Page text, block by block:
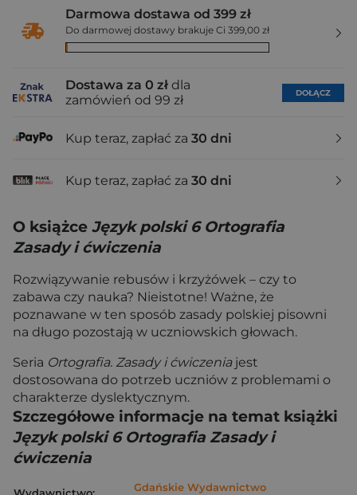
Darmowa dostawa od 399 zł
Do darmowej dostawy brakuje Ci 399,00 zł
Dostawa za 0 zł dla
zamówień od 99 zł
DOŁĄCZ
Kup teraz, zapłać za 30 dni
Kup teraz, zapłać za 30 dni
O książce Język polski 6 Ortografia
Zasady i ćwiczenia
Rozwiązywanie rebusów i krzyżówek – czy to
zabawa czy nauka? Nieistotne! Ważne, że
poznawane w ten sposób zasady polskiej pisowni
na długo pozostają w uczniowskich głowach.
Seria Ortografia. Zasady i ćwiczeniajest
dostosowana do potrzeb uczniów z problemami o
charakterze dyslektycznym.
Szczegółowe informacje na temat książki
Język polski 6 Ortografia Zasady i
ćwiczenia
Gdańskie Wydawnictwo